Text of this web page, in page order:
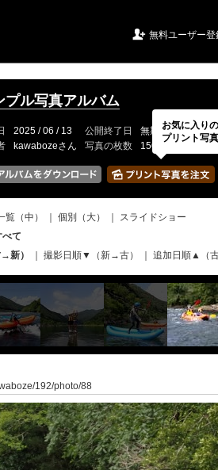
 無料ユーザー登
プル写真アルバム
2025 / 06 / 13 公開終了日 無期限 イ
kawabozeさん 写真の枚数 150 / 2000枚
覧（中） 個別（大）
スライドショー
べて
新）
撮影日順▼（新→古） 追加日順▲（
192/photo/88
お気に入り
プリント写